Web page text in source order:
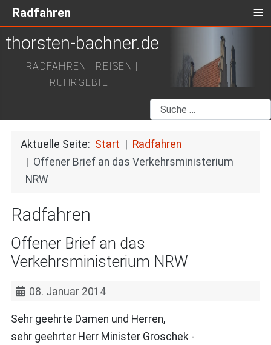
thorsten-bachner.de
RADFAHREN | REISEN |
RUHRGEBIET
Suchen
Aktuelle Seite: Start
Radfahren
Offener Brief an das Verkehrsministerium
NRW
Radfahren
Offener Brief an das
Verkehrsministerium NRW
08. Januar 2014
Sehr geehrte Damen und Herren,
sehr geehrter Herr Minister Groschek -
Radfahren ≡